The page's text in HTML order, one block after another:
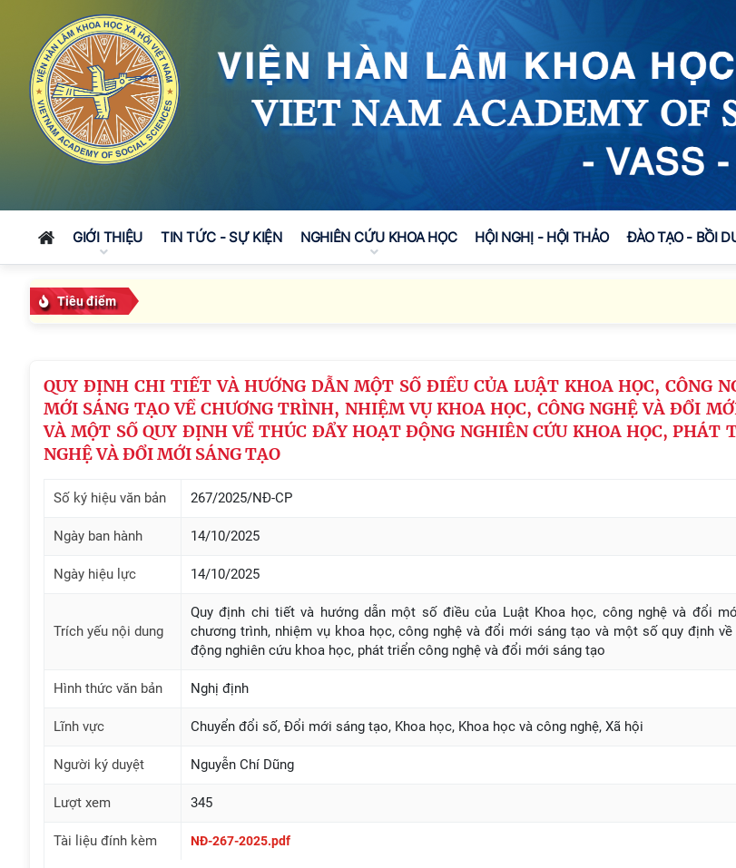
GIỚI THIỆU TIN TỨC - SỰ KIỆN NGHIÊN CỨU KHOA HỌC HỘI NGHỊ - HỘI THẢO ĐÀO TẠO - BỒI
Tiêu điểm
QUY ĐỊNH CHI TIẾT VÀ HƯỚNG DẪN MỘT SỐ ĐIỀU CỦA LUẬT KHOA HỌC, CÔNG
MỚI SÁNG TẠO VỀ CHƯƠNG TRÌNH, NHIỆM VỤ KHOA HỌC, CÔNG NGHỆ VÀ ĐỔI
VÀ MỘT SỐ QUY ĐỊNH VỀ THÚC ĐẨY HOẠT ĐỘNG NGHIÊN CỨU KHOA HỌC, PHÁT
NGHỆ VÀ ĐỔI MỚI SÁNG TẠO
Số ký hiệu văn bản 267/2025/NĐ-CP
Ngày ban hành 14/10/2025
Ngày hiệu lực 14/10/2025
Trích yếu nội dung
Quy định chi tiết và hướng dẫn một số điều của Luật Khoa học, công nghệ và đổi
chương trình, nhiệm vụ khoa học, công nghệ và đổi mới sáng tạo và một số quy định
động nghiên cứu khoa học, phát triển công nghệ và đổi mới sáng tạo
Hình thức văn bản Nghị định
Lĩnh vực Chuyển đổi số, Đổi mới sáng tạo, Khoa học, Khoa học và công nghệ, Xã hội
Người ký duyệt Nguyễn Chí Dũng
Lượt xem 345
Tài liệu đính kèm NĐ-267-2025.pdf